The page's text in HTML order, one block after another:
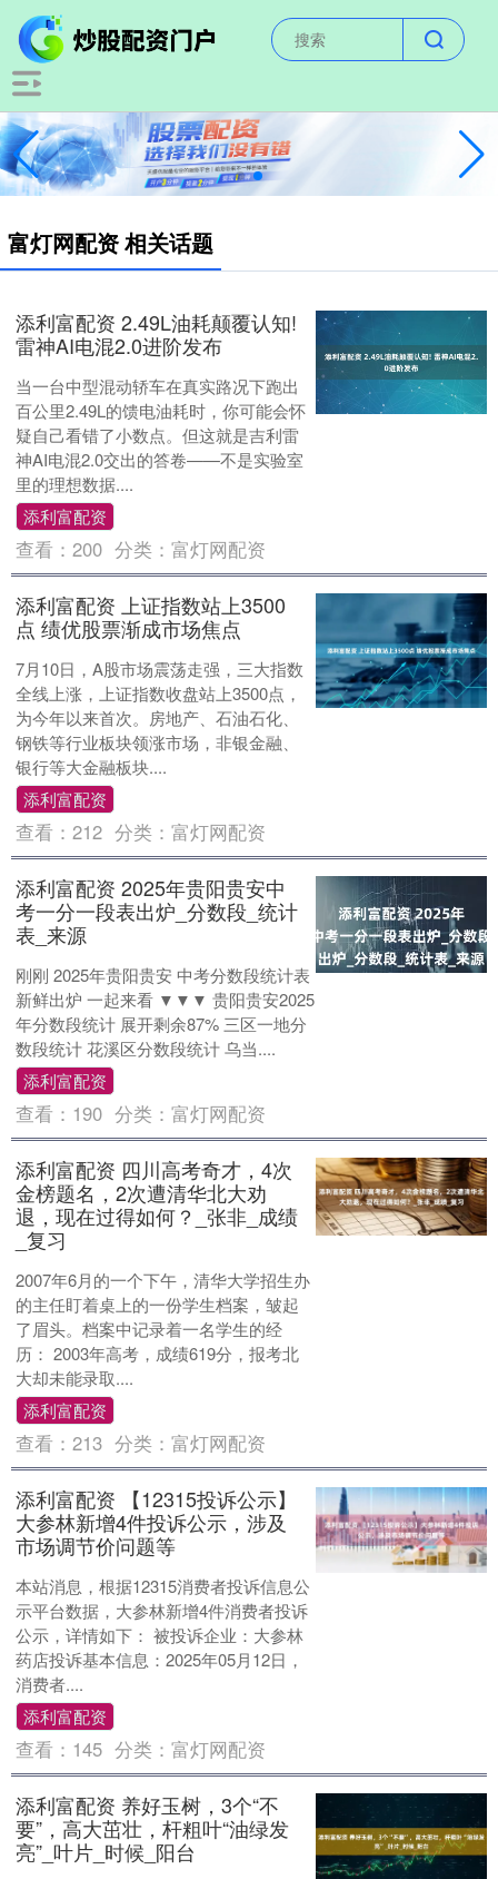
富灯网配资 相关话题
添利富配资 2.49L油耗颠覆认知!
雷神AI电混2.0进阶发布
当一台中型混动轿车在真实路况下跑出
百公里2.49L的馈电油耗时，你可能会怀
疑自己看错了小数点。但这就是吉利雷
神AI电混2.0交出的答卷——不是实验室
里的理想数据....
添利富配资
查看：200 分类：富灯网配资
添利富配资 上证指数站上3500
点 绩优股票渐成市场焦点
7月10日，A股市场震荡走强，三大指数
全线上涨，上证指数收盘站上3500点，
为今年以来首次。房地产、石油石化、
钢铁等行业板块领涨市场，非银金融、
银行等大金融板块....
添利富配资
查看：212 分类：富灯网配资
添利富配资 2025年贵阳贵安中
考一分一段表出炉_分数段_统计
表_来源
刚刚 2025年贵阳贵安 中考分数段统计表
新鲜出炉 一起来看 ▼▼▼ 贵阳贵安2025
年分数段统计 展开剩余87% 三区一地分
数段统计 花溪区分数段统计 乌当....
添利富配资
查看： 190 分类：富灯网配资
添利富配资 四川高考奇才，4次
金榜题名，2次遭清华北大劝
退，现在过得如何？_张非_成绩
_复习
2007年6月的一个下午，清华大学招生办
的主任盯着桌上的一份学生档案，皱起
了眉头。档案中记录着一名学生的经
历： 2003年高考，成绩619分，报考北
大却未能录取....
添利富配资
查看：213 分类：富灯网配资
添利富配资 【12315投诉公示】
大参林新增4件投诉公示，涉及
市场调节价问题等
本站消息，根据12315消费者投诉信息公
示平台数据，大参林新增4件消费者投诉
公示，详情如下： 被投诉企业：大参林
药店投诉基本信息：2025年05月12日，
消费者....
添利富配资
查看： 145 分类：富灯网配资
添利富配资 养好玉树，3个“不
要”，高大茁壮，杆粗叶“油绿发
亮”_叶片_时候_阳台